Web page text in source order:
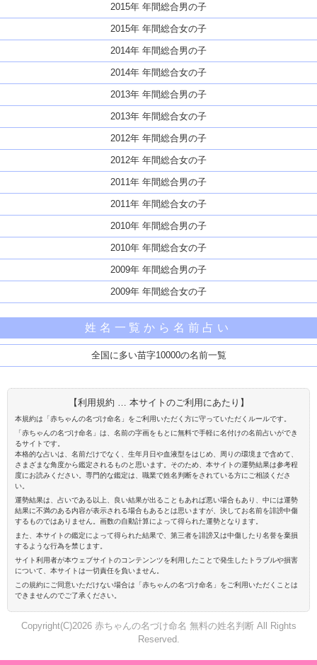
2015年 年間総合男の子
2015年 年間総合女の子
2014年 年間総合男の子
2014年 年間総合女の子
2013年 年間総合男の子
2013年 年間総合女の子
2012年 年間総合男の子
2012年 年間総合女の子
2011年 年間総合男の子
2011年 年間総合女の子
2010年 年間総合男の子
2010年 年間総合女の子
2009年 年間総合男の子
2009年 年間総合女の子
姓名一覧から名前占い
全国に多い苗字10000の名前一覧
【利用規約 … 本サイトのご利用にあたり】
本規約は「赤ちゃんの名づけ命名」をご利用いただく方に守っていただくルールです。
「赤ちゃんの名づけ命名」は、名前の字画をもとに無料で手軽に名付けの名前占いができ
るサイトです。
本格的な占いは、名前だけでなく、生年月日や血液型をはじめ、周りの環境まで含めて、
さまざまな角度から鑑定されるものと思います。そのため、本サイトの運勢結果は参考程
度にお読みください。専門的な鑑定は、職業で姓名判断をされている方にご相談くださ
い。
運勢結果は、占いである以上、良い結果が出ることもあれば悪い場合もあり、中には運勢
結果に不満のある内容が表示される場合もあるとは思いますが、決してお名前を誹謗中傷
するものではありません。画数の自動計算によって得られた運勢となります。
また、本サイトの鑑定によって得られた結果で、第三者を誹謗又は中傷したり名誉を棄損
するような行為を禁じます。
サイト利用者が本ウェブサイトのコンテンンツを利用したことで発生したトラブルや損害
について、本サイトは一切責任を負いません。
この規約にご同意いただけない場合は「赤ちゃんの名づけ命名」をご利用いただくことは
できませんのでご了承ください。
Copyright(C)2026 赤ちゃんの名づけ命名 無料の姓名判断 All Rights
Reserved.